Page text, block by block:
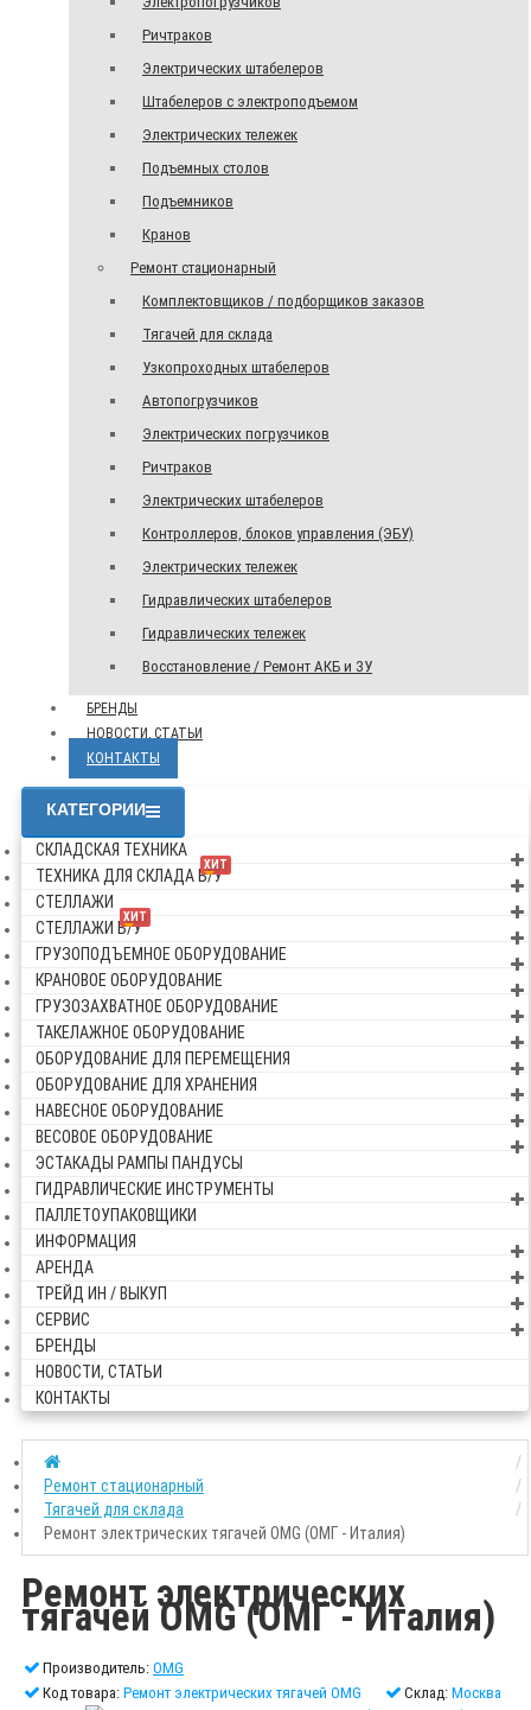
Ричтраков
Электрических штабелеров
Штабелеров с электроподъемом
Электрических тележек
Подъемных столов
Подъемников
Кранов
Ремонт стационарный
Комплектовщиков / подборщиков заказов
Тягачей для склада
Узкопроходных штабелеров
Автопогрузчиков
Электрических погрузчиков
Ричтраков
Электрических штабелеров
Контроллеров, блоков управления (ЭБУ)
Электрических тележек
Гидравлических штабелеров
Гидравлических тележек
Восстановление / Ремонт АКБ и ЗУ
БРЕНДЫ
НОВОСТИ, СТАТЬИ
КОНТАКТЫ
КАТЕГОРИИ
СКЛАДСКАЯ ТЕХНИКА
ХИТ
ТЕХНИКА ДЛЯ СКЛАДА Б/У
СТЕЛЛАЖИ
ХИТ
СТЕЛЛАЖИ Б/У
ГРУЗОПОДЪЕМНОЕ ОБОРУДОВАНИЕ
КРАНОВОЕ ОБОРУДОВАНИЕ
ГРУЗОЗАХВАТНОЕ ОБОРУДОВАНИЕ
ТАКЕЛАЖНОЕ ОБОРУДОВАНИЕ
ОБОРУДОВАНИЕ ДЛЯ ПЕРЕМЕЩЕНИЯ
ОБОРУДОВАНИЕ ДЛЯ ХРАНЕНИЯ
НАВЕСНОЕ ОБОРУДОВАНИЕ
ВЕСОВОЕ ОБОРУДОВАНИЕ
ЭСТАКАДЫ РАМПЫ ПАНДУСЫ
ГИДРАВЛИЧЕСКИЕ ИНСТРУМЕНТЫ
ПАЛЛЕТОУПАКОВЩИКИ
ИНФОРМАЦИЯ
АРЕНДА
ТРЕЙД ИН / ВЫКУП
СЕРВИС
БРЕНДЫ
НОВОСТИ, СТАТЬИ
КОНТАКТЫ
Ремонт стационарный
Тягачей для склада
Ремонт электрических тягачей OMG (ОМГ - Италия)
Ремонт электрических
тягачей OMG (ОМГ - Италия)
Производитель: OMG
Код товара: Ремонт электрических тягачей OMG Склад: Москва